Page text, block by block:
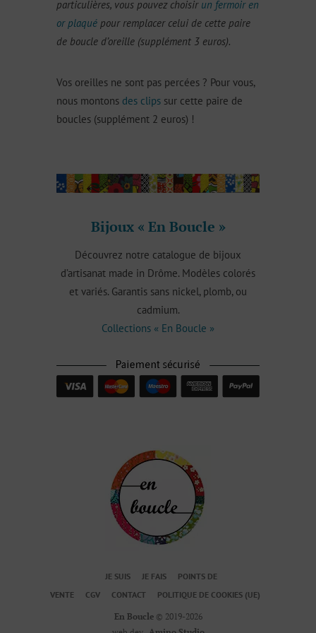
particulières, vous pouvez choisir un fermoir en
or plaqué pour remplacer celui de cette paire
de boucle d’oreille (supplément 3 euros).
Vos oreilles ne sont pas percées ? Pour vous,
nous montons des clips sur cette paire de
boucles (supplément 2 euros) !
Bijoux « En Boucle »
Découvrez notre catalogue de bijoux
d’artisanat made in Drôme. Modèles colorés
et variés. Garantis sans nickel, plomb, ou
cadmium.
Collections « En Boucle »
JE SUIS JE FAIS
POINTS DE
VENTE
CGV CONTACT POLITIQUE DE COOKIES (UE)
En Boucle© 2019-2026